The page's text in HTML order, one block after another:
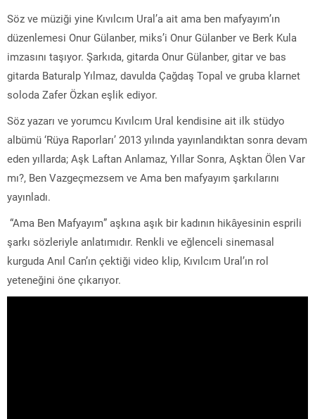
Söz ve müziği yine Kıvılcım Ural’a ait ama ben mafyayım’ın
düzenlemesi Onur Gülanber, miks’i Onur Gülanber ve Berk Kula
imzasını taşıyor. Şarkıda, gitarda Onur Gülanber, gitar ve bas
gitarda Baturalp Yılmaz, davulda Çağdaş Topal ve gruba klarnet
soloda Zafer Özkan eşlik ediyor.
Söz yazarı ve yorumcu Kıvılcım Ural kendisine ait ilk stüdyo
albümü ‘Rüya Raporları’ 2013 yılında yayınlandıktan sonra devam
eden yıllarda; Aşk Laftan Anlamaz, Yıllar Sonra, Aşktan Ölen Var
mı?, Ben Vazgeçmezsem ve Ama ben mafyayım şarkılarını
yayınladı.
“Ama Ben Mafyayım” aşkına aşık bir kadının hikâyesinin esprili
şarkı sözleriyle anlatımıdır. Renkli ve eğlenceli sinemasal
kurguda Anıl Can’ın çektiği video klip, Kıvılcım Ural’ın rol
yeteneğini öne çıkarıyor.